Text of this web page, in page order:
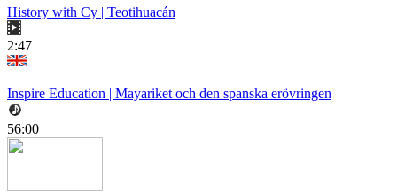
History with Cy | Teotihuacán
2:47
Inspire Education | Mayariket och den spanska erövringen
56:00